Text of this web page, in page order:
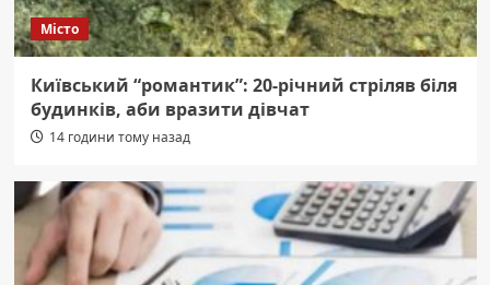
Місто
Київський “романтик”: 20-річний стріляв біля
будинків, аби вразити дівчат
14 години тому назад